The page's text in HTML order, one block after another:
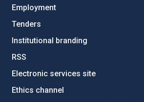
Employment
Tenders
Institutional branding
RSS
Electronic services site
Ethics channel